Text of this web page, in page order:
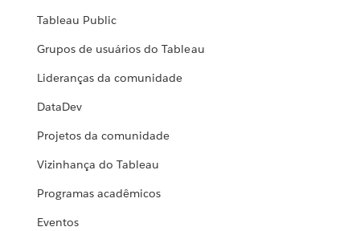
Tableau Public
Grupos de usuários do Tableau
Lideranças da comunidade
DataDev
Projetos da comunidade
Vizinhança do Tableau
Programas acadêmicos
Eventos